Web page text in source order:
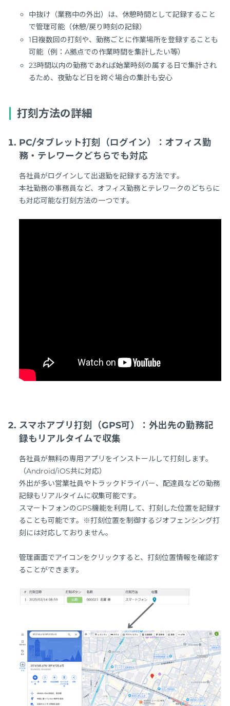
中抜け（業務中の外出）は、休憩時間として記録すること
で管理可能（休憩/戻り時刻の記録）
1日複数回の打刻や、勤務ごとに作業場所を登録することも
可能（例：A拠点での作業時間を集計したい等）
23時間以内の勤務であれば始業時刻の属する日で集計され
るため、夜勤など日を跨ぐ場合の集計も安心
打刻方法の詳細
PC/タブレット打刻（ログイン）：オフィス勤
務・テレワークどちらでも対応
各社員がログインして出退勤を記録する方法です。
本社勤務の事務員など、オフィス勤務とテレワークのどちらに
も対応可能な打刻方法の一つです。
スマホアプリ打刻（GPS可）：外出先の勤務記
録もリアルタイムで収集
各社員が無料の専用アプリをインストールして打刻します。
（Android/iOS共に対応）
外出が多い営業社員やトラックドライバー、配達員などの勤務
記録もリアルタイムに収集可能です。
スマートフォンのGPS機能を利用して、打刻した位置を記録す
ることも可能です。※打刻位置を制御するジオフェンシング打
刻には対応しておりません。
管理画面でアイコンをクリックすると、打刻位置情報を確認す
ることができます。